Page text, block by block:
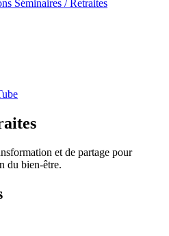
Séminaires / Retraites
et de partage pour
du bien-être.